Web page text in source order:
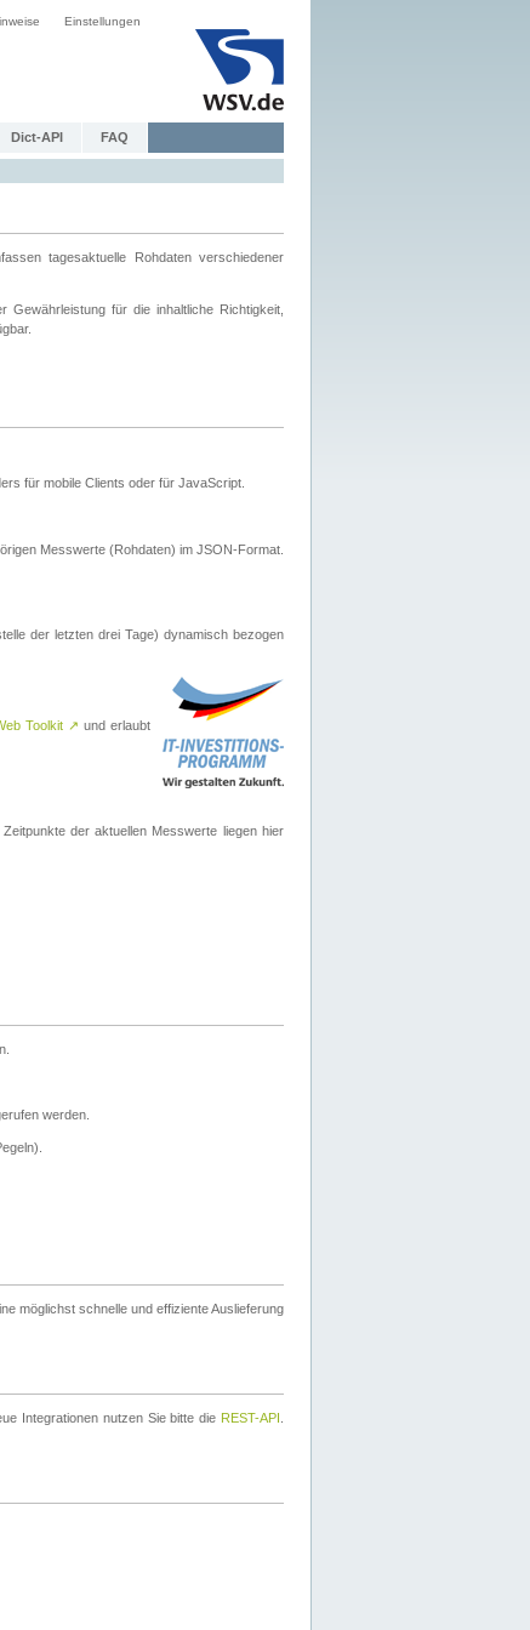
Einstellungen
Dict-API FAQ
tagesaktuelle Rohdaten verschiedener
für die inhaltliche Richtigkeit,
für mobile Clients oder für JavaScript.
Messwerte (Rohdaten) im JSON-Format.
der letzten drei Tage) dynamisch bezogen
Toolkit ↗ und erlaubt
der aktuellen Messwerte liegen hier
werden.
möglichst schnelle und effiziente Auslieferung
Integrationen nutzen Sie bitte die REST-API